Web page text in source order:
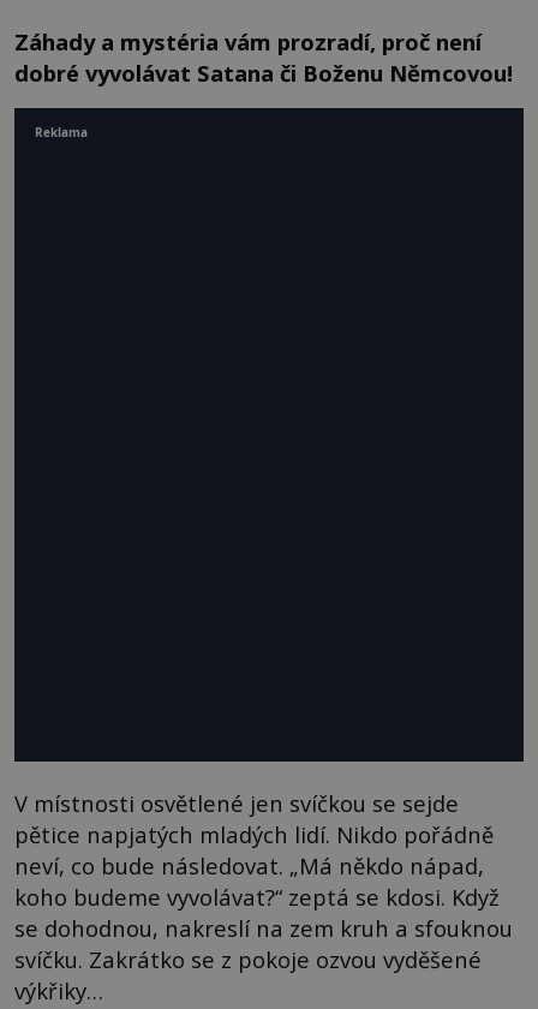
Záhady a mystéria vám prozradí, proč není
dobré vyvolávat Satana či Boženu Němcovou!
V místnosti osvětlené jen svíčkou se sejde
pětice napjatých mladých lidí. Nikdo pořádně
neví, co bude následovat. „Má někdo nápad,
koho budeme vyvolávat?“ zeptá se kdosi. Když
se dohodnou, nakreslí na zem kruh a sfouknou
svíčku. Zakrátko se z pokoje ozvou vyděšené
výkřiky…
Reklama